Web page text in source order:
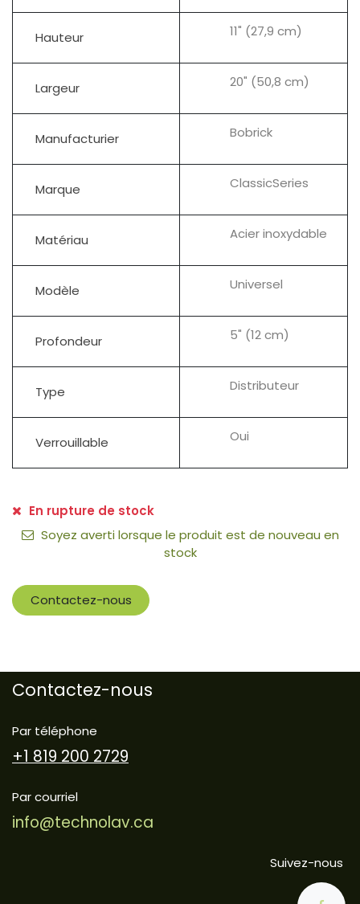
Hauteur 11" (27,9 cm)
Largeur 20" (50,8 cm)
Manufacturier Bobrick
Marque ClassicSeries
Matériau Acier inoxydable
Modèle Universel
Profondeur 5" (12 cm)
Type Distributeur
Verrouillable Oui
En rupture de stock
Soyez averti lorsque le produit est de nouveau en
stock
Contactez-nous
Contactez-nous
Par téléphone
+1 819 200 2729
Par courriel
info@technolav.ca
Suivez-nous